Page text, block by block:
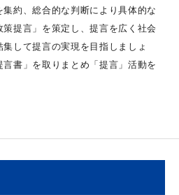
約、総合的な判断により具体的な
提言」を策定し、提言を広く社会
して提言の実現を目指しましょ
書」を取りまとめ「提言」活動を